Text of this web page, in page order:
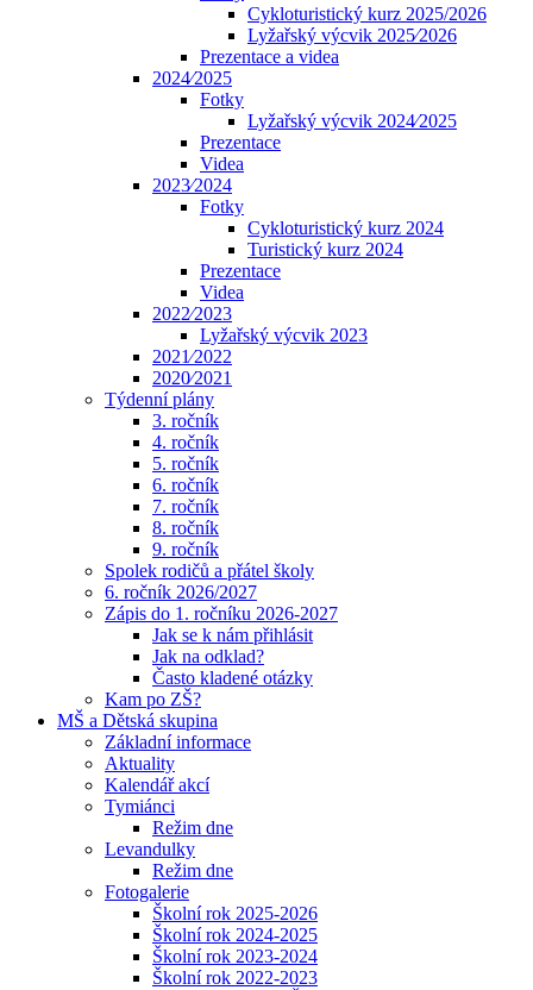
Cykloturistický kurz 2025/2026
Lyžařský výcvik 2025⁄2026
Prezentace a videa
2024⁄2025
Fotky
Lyžařský výcvik 2024⁄2025
Prezentace
Videa
2023⁄2024
Fotky
Cykloturistický kurz 2024
Turistický kurz 2024
Prezentace
Videa
2022⁄2023
Lyžařský výcvik 2023
2021⁄2022
2020⁄2021
Týdenní plány
3. ročník
4. ročník
5. ročník
6. ročník
7. ročník
8. ročník
9. ročník
Spolek rodičů a přátel školy
6. ročník 2026/2027
Zápis do 1. ročníku 2026-2027
Jak se k nám přihlásit
Jak na odklad?
Často kladené otázky
Kam po ZŠ?
MŠ a Dětská skupina
Základní informace
Aktuality
Kalendář akcí
Tymiánci
Režim dne
Levandulky
Režim dne
Fotogalerie
Školní rok 2025-2026
Školní rok 2024-2025
Školní rok 2023-2024
Školní rok 2022-2023